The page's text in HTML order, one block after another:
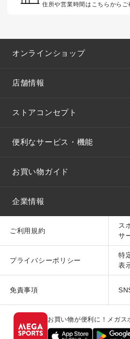
住所や営業時間はこちらからご
オンラインショップ
店舗情報
ストアコンセプト
便利なサービス・機能
お買い物ガイド
企業情報
ご利用規約
ス
サ
プライバシーポリシー
特
表
免責事項
お買い物が便利に！メガス